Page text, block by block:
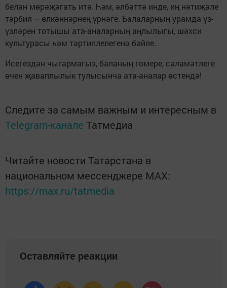
белән мөрәҗәгать итә. Һәм, әлбәттә инде, иң нәтиҗәле
тәрбия – өлкәннәрнең үрнәге. Балаларның урамда үз-
үзләрен тотышы ата-аналарның аңлылыгы, шәхси
культурасы һәм тәртиплелегенә бәйле.
Исегездән чыгармагыз, баланың гомере, сәламәтлеге
өчен җаваплылык тулысынча ата-­аналар өстендә!
Следите за самым важным и интересным в
Telegram-канале Татмедиа
Читайте новости Татарстана в
национальном мессенджере MАХ:
https://max.ru/tatmedia
Оставляйте реакции